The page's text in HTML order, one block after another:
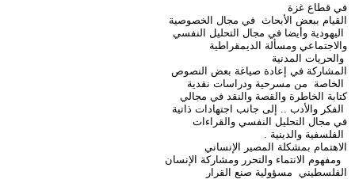
في قطاع غزة
القيام ببعض الأبحاث في مجال الخصوصية
اليهودية وأيضا في مجال التحليل النفسي
والاجتماعي ومسألة الديمقراطية
والحريات المدنية
المشاركة في إعادة صياغة بعض النصوص
الخاصة من مسرحية ودراسات نقدية
كتابة الخاطرة والقصة والنقد في مجالي
الفكر والأدب .. إلى جانب اجتهادات ذاتية
في مجال التحليل النفسي والقراءات
الفلسفية والدينية .
الاهتمام بمشكلة المصير الإنساني
ومفهوم الانتماء والتحرر ومشاركة الإنسان
الفلسطيني مسؤولية صنع القرار